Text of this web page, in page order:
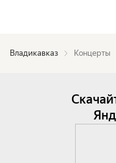
Владикавказ Концерты